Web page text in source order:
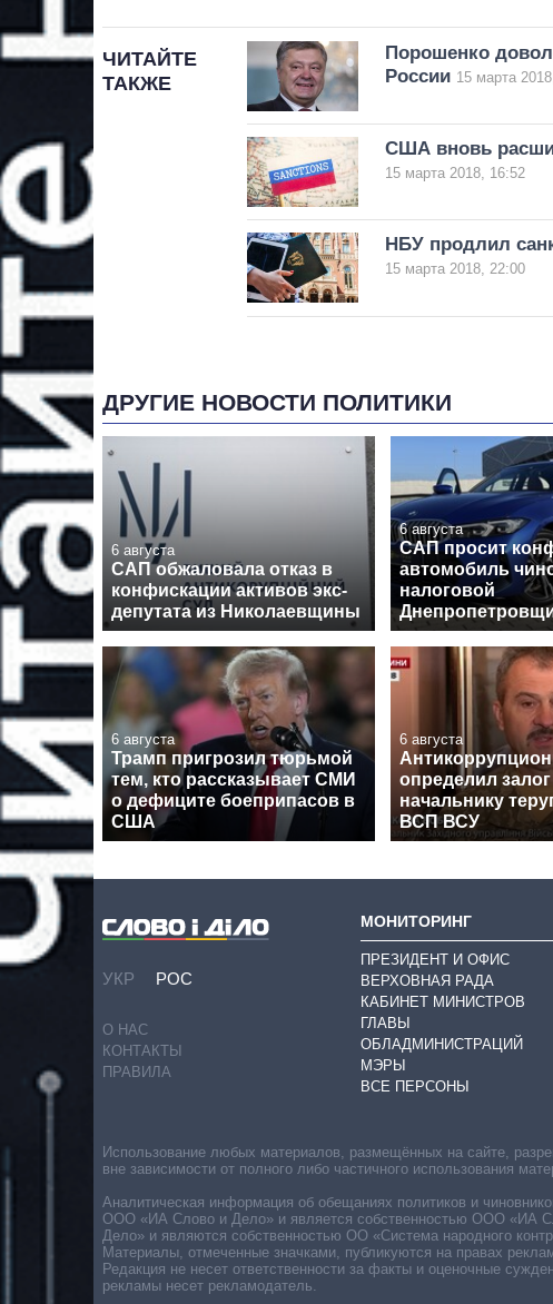
ЧИТАЙТЕ
ТАКЖЕ
Порошенко
России 15 марта
США вновь
15 марта 2018, 16:52
НБУ продлил
15 марта 2018, 22:00
ДРУГИЕ НОВОСТИ ПОЛИТИКИ
6 августа
САП обжаловала отказ в
конфискации активов экс-
депутата из Николаевщины
6 августа
САП просит
автомобиль
налоговой
6 августа
Трамп пригрозил тюрьмой
тем, кто рассказывает СМИ
о дефиците боеприпасов в
США
6 августа
определил залог
начальнику
ВСП ВСУ
УКР РОС
О НАС
КОНТАКТЫ
ПРАВИЛА
МОНИТОРИНГ
ПРЕЗИДЕНТ И ОФИС
ВЕРХОВНАЯ РАДА
КАБИНЕТ МИНИСТРОВ
ГЛАВЫ
ОБЛАДМИНИСТРАЦИЙ
МЭРЫ
ВСЕ ПЕРСОНЫ
Использование любых материалов, размещённых на сайте,
вне зависимости от полного либо частичного использования
Аналитическая информация об обещаниях политиков и
ООО «ИА Слово и Дело» и является собственностью ООО «ИА
Дело» и являются собственностью ОО «Система народного
Материалы, отмеченные значками, публикуются на правах
Редакция не несет ответственности за факты и оценочные
рекламы несет рекламодатель.